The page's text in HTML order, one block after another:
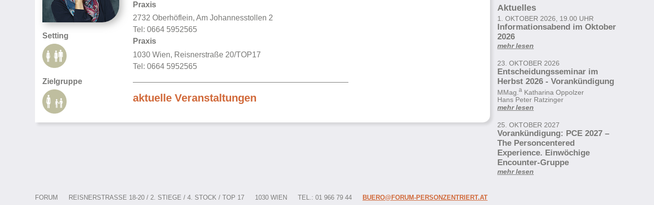
Setting
Zielgruppe
Praxis
2732 Oberhöflein, Am Johannesstollen 2
Tel: 0664 5952565
Praxis
1030 Wien, Reisnerstraße 20/TOP17
Tel: 0664 5952565
aktuelle Veranstaltungen
Aktuelles
1. OKTOBER 2026, 19.00 UHR
Informationsabend im Oktober
2026
mehr lesen
23. OKTOBER 2026
Entscheidungsseminar im
Herbst 2026 - Vorankündigung
MMag. a Katharina Oppolzer
Hans Peter Ratzinger
mehr lesen
25. OKTOBER 2027
Vorankündigung: PCE 2027 –
The Personcentered
Experience. Einwöchige
Encounter-Gruppe
mehr lesen
FORUM REISNERSTRASSE 18-20 / 2. STIEGE / 4. STOCK / TOP 17 1030 WIEN TEL.: 01 966 79 44 BUERO@FORUM-PERSONZENTRIERT.AT